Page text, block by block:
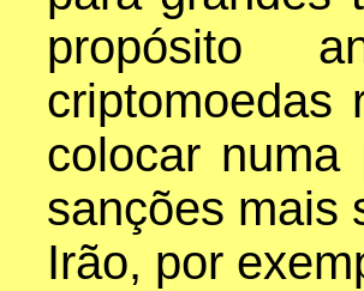
propósito
criptomoedas
colocar
sanções mais
Irão, por